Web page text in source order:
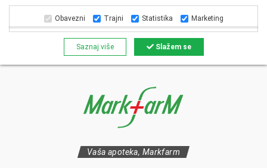
Vaša apoteka, Markfarm
Obavezni Trajni Statistika Marketing
Saznaj više Slažem se